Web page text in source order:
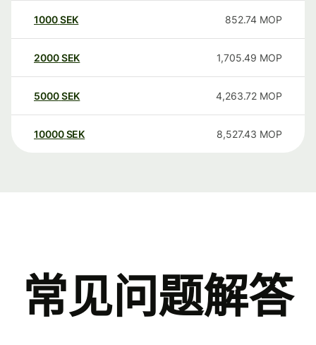
1000SEK 852.74 MOP
2000SEK 1,705.49 MOP
5000SEK 4,263.72 MOP
10000 SEK 8,527.43 MOP
常见问题解答